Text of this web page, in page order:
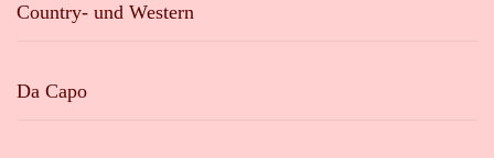
Country- und Western
Da Capo